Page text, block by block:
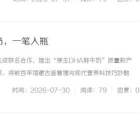
一笔入瓶
联名合作，推出“原生DHA鲜牛奶”限量款产
将数百年馆藏古画意境与现代营养科技巧妙融
择。此次跨界合作，是光明乳业深耕文化消费场
时间：2026-07-30 阅读：79 回复：0